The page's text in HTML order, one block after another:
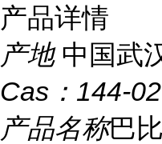
产品详情
产地 中国武
Cas： 144-
产品名称巴